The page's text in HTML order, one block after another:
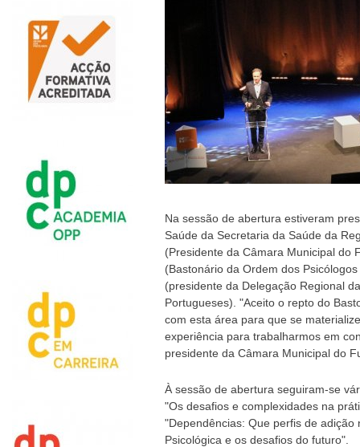
Na sessão de abertura estiveram
Saúde da Secretaria da Saúde da
(Presidente da Câmara Municipal do
(Bastonário da Ordem dos
(presidente da Delegação Regional
Portugueses). "Aceito o repto do
com esta área para que se
experiência para trabalharmos em
presidente da Câmara Municipal do
À sessão de abertura seguiram-se
"Os desafios e complexidades na
"Dependências: Que perfis de
Psicológica e os desafios do futuro".